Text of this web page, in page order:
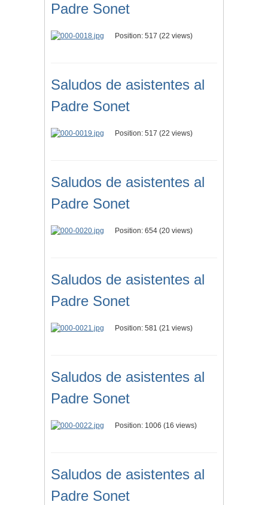
Padre Sonet
Position: 517 (22 views)
Saludos de asistentes al
Padre Sonet
Position: 517 (22 views)
Saludos de asistentes al
Padre Sonet
Position: 654 (20 views)
Saludos de asistentes al
Padre Sonet
Position: 581 (21 views)
Saludos de asistentes al
Padre Sonet
Position: 1006 (16 views)
Saludos de asistentes al
Padre Sonet